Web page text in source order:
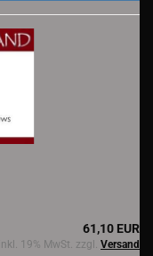
61,10 EUR
inkl. 19% MwSt. zzgl. Versand